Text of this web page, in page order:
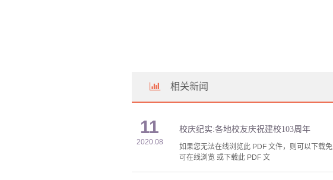
相关新闻
11
2020.08
校庆纪实:各地校友庆祝建校103周年
如果您无法在线浏览此 PDF 文件，则可以下载
可在线浏览 或下载此 PDF 文